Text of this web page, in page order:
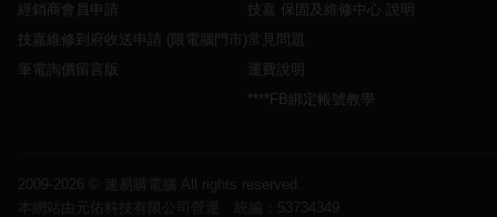
經銷商會員申請
技嘉維修到府收送申請 (限電腦門市)
筆電詢價留言版
技嘉 保固及維修中心 說明
常見問題
運費說明
****FB綁定帳號教學